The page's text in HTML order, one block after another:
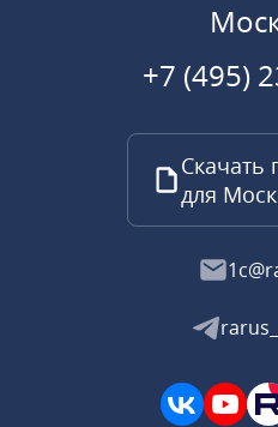
+7 (495)
Скачать
для